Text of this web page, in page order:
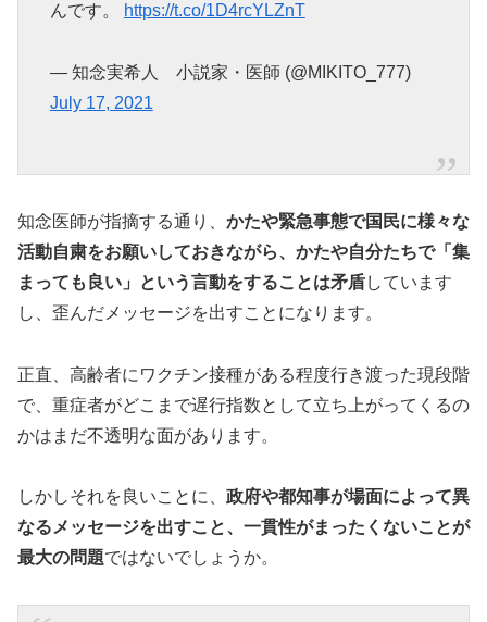
んです。
https://t.co/1D4rcYLZnT
— 知念実希人 小説家・医師 (@MIKITO_777)
July 17, 2021
知念医師が指摘する通り、 かたや緊急事態で国民に様々な
活動自粛をお願いしておきながら、かたや自分たちで「集
まっても良い」という言動をすることは矛盾しています
し、歪んだメッセージを出すことになります。
正直、高齢者にワクチン接種がある程度行き渡った現段階
で、重症者がどこまで遅行指数として立ち上がってくるの
かはまだ不透明な面があります。
しかしそれを良いことに、 政府や都知事が場面によって異
なるメッセージを出すこと、一貫性がまったくないことが
最大の問題ではないでしょうか。